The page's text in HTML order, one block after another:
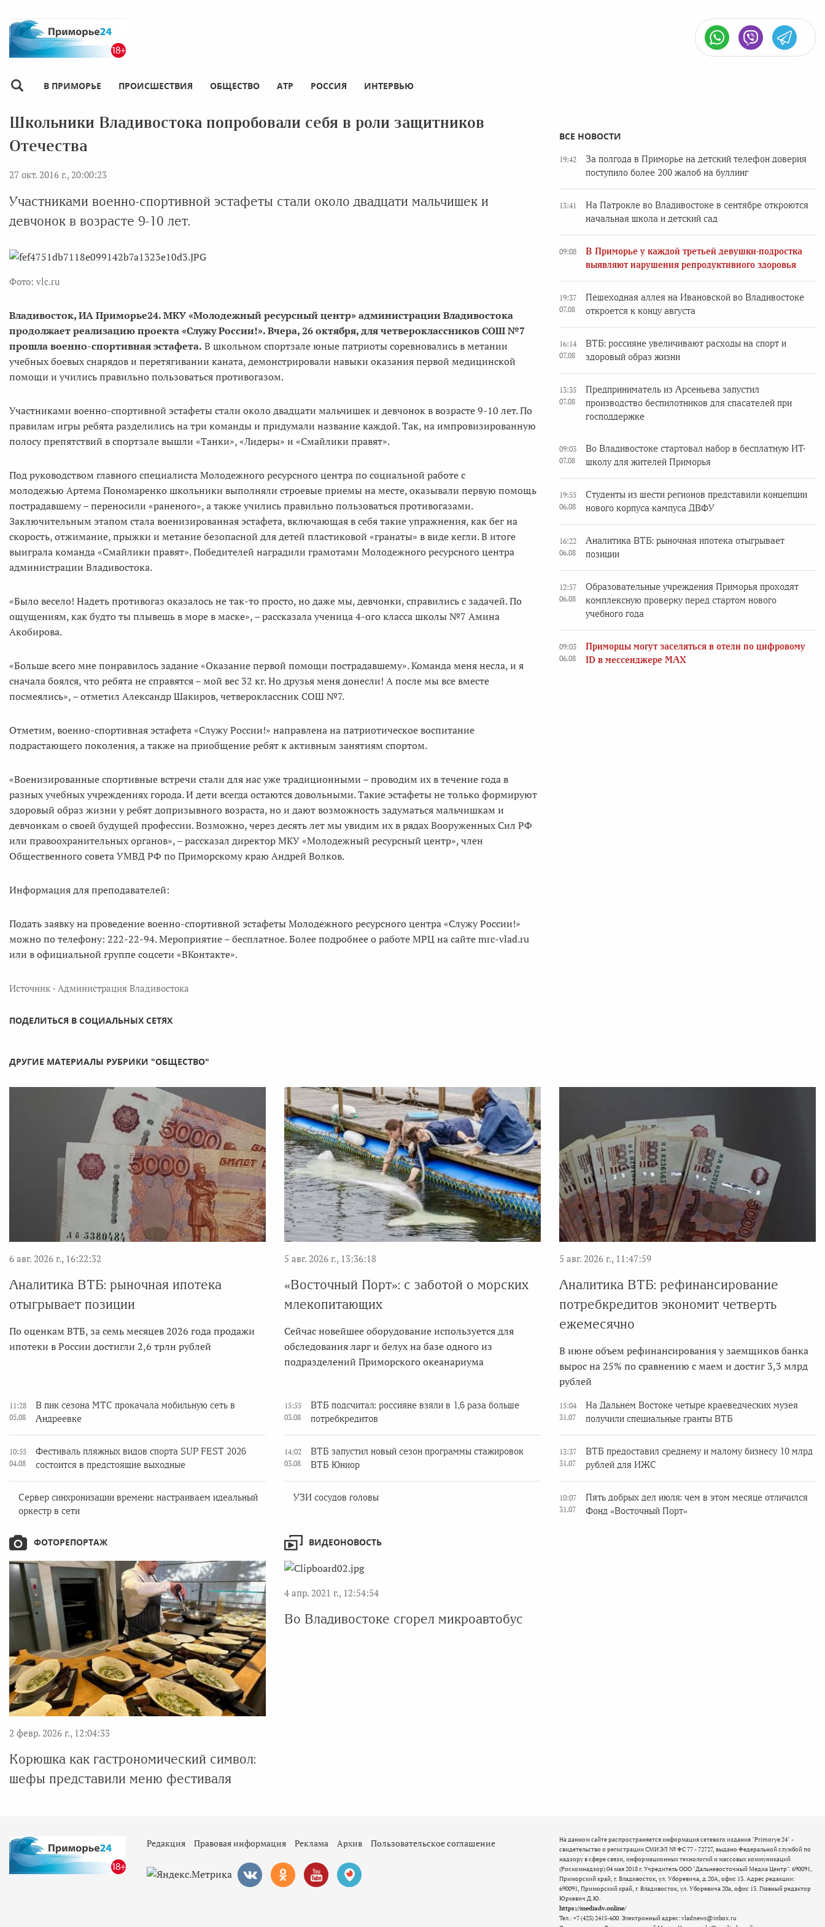
В ПРИМОРЬЕ ПРОИСШЕСТВИЯ ОБЩЕСТВО АТР РОССИЯ ИНТЕРВЬЮ
Школьники Владивостока попробовали себя в роли защитников
Отечества
27 окт. 2016 г., 20:00:23
Участниками военно-спортивной эстафеты стали около двадцати мальчишек и
девчонок в возрасте 9-10 лет.
Фото: vlc.ru
Владивосток, ИА Приморье24. МКУ «Молодежный ресурсный центр» администрации Владивостока
продолжает реализацию проекта «Служу России!». Вчера, 26 октября, для четвероклассников СОШ №7
прошла военно-спортивная эстафета. В школьном спортзале юные патриоты соревновались в метании
учебных боевых снарядов и перетягивании каната, демонстрировали навыки оказания первой медицинской
помощи и учились правильно пользоваться противогазом.
Участниками военно-спортивной эстафеты стали около двадцати мальчишек и девчонок в возрасте 9-10 лет. По
правилам игры ребята разделились на три команды и придумали название каждой. Так, на импровизированную
полосу препятствий в спортзале вышли «Танки», «Лидеры» и «Смайлики правят».
Под руководством главного специалиста Молодежного ресурсного центра по социальной работе с
молодежью Артема Пономаренко школьники выполняли строевые приемы на месте, оказывали первую помощь
пострадавшему – переносили «раненого», а также учились правильно пользоваться противогазами.
Заключительным этапом стала военизированная эстафета, включающая в себя такие упражнения, как бег на
скорость, отжимание, прыжки и метание безопасной для детей пластиковой «гранаты» в виде кегли. В итоге
выиграла команда «Смайлики правят». Победителей наградили грамотами Молодежного ресурсного центра
администрации Владивостока.
«Было весело! Надеть противогаз оказалось не так-то просто, но даже мы, девчонки, справились с задачей. По
ощущениям, как будто ты плывешь в море в маске», – рассказала ученица 4-ого класса школы №7 Амина
Акобирова.
«Больше всего мне понравилось задание «Оказание первой помощи пострадавшему». Команда меня несла, и я
сначала боялся, что ребята не справятся – мой вес 32 кг. Но друзья меня донесли! А после мы все вместе
посмеялись», – отметил Александр Шакиров, четвероклассник СОШ №7.
Отметим, военно-спортивная эстафета «Служу России!» направлена на патриотическое воспитание
подрастающего поколения, а также на приобщение ребят к активным занятиям спортом.
«Военизированные спортивные встречи стали для нас уже традиционными – проводим их в течение года в
разных учебных учреждениях города. И дети всегда остаются довольными. Такие эстафеты не только формируют
здоровый образ жизни у ребят допризывного возраста, но и дают возможность задуматься мальчишкам и
девчонкам о своей будущей профессии. Возможно, через десять лет мы увидим их в рядах Вооруженных Сил РФ
или правоохранительных органов», – рассказал директор МКУ «Молодежный ресурсный центр», член
Общественного совета УМВД РФ по Приморскому краю Андрей Волков.
Информация для преподавателей:
Подать заявку на проведение военно-спортивной эстафеты Молодежного ресурсного центра «Служу России!»
можно по телефону: 222-22-94. Мероприятие – бесплатное. Более подробнее о работе МРЦ на сайте mrc-vlad.ru
или в официальной группе соцсети «ВКонтакте».
Источник - Администрация Владивостока
ПОДЕЛИТЬСЯ В СОЦИАЛЬНЫХ СЕТЯХ
ВСЕ НОВОСТИ
19:42
За полгода в Приморье на детский телефон доверия
поступило более 200 жалоб на буллинг
13:41
На Патрокле во Владивостоке в сентябре откроются
начальная школа и детский сад
09:08
В Приморье у каждой третьей девушки-подростка
выявляют нарушения репродуктивного здоровья
19:37
07.08
Пешеходная аллея на Ивановской во Владивостоке
откроется к концу августа
16:14
07.08
ВТБ: россияне увеличивают расходы на спорт и
здоровый образ жизни
13:35
07.08
Предприниматель из Арсеньева запустил
производство беспилотников для спасателей при
господдержке
09:03
07.08
Во Владивостоке стартовал набор в бесплатную ИТ-
школу для жителей Приморья
19:55
06.08
Студенты из шести регионов представили концепции
нового корпуса кампуса ДВФУ
16:22
06.08
Аналитика ВТБ: рыночная ипотека отыгрывает
позиции
12:57
06.08
Образовательные учреждения Приморья проходят
комплексную проверку перед стартом нового
учебного года
09:03
06.08
Приморцы могут заселяться в отели по цифровому
ID в мессенджере MAX
ДРУГИЕ МАТЕРИАЛЫ РУБРИКИ "ОБЩЕСТВО"
6 авг. 2026 г., 16:22:32
Аналитика ВТБ: рыночная ипотека
отыгрывает позиции
По оценкам ВТБ, за семь месяцев 2026 года продажи
ипотеки в России достигли 2,6 трлн рублей
5 авг. 2026 г., 13:36:18
«Восточный Порт»: с заботой о морских
млекопитающих
Сейчас новейшее оборудование используется для
обследования ларг и белух на базе одного из
подразделений Приморского океанариума
5 авг. 2026 г., 11:47:59
Аналитика ВТБ: рефинансирование
потребкредитов экономит четверть
ежемесячно
В июне объем рефинансирования у заемщиков банка
вырос на 25% по сравнению с маем и достиг 3,3 млрд
рублей
11:28
05.08
В пик сезона МТС прокачала мобильную сеть в
Андреевке
10:55
04.08
Фестиваль пляжных видов спорта SUP FEST 2026
состоится в предстоящие выходные
Сервер синхронизации времени: настраиваем идеальный
оркестр в сети
15:55
03.08
ВТБ подсчитал: россияне взяли в 1,6 раза больше
потребкредитов
14:02
03.08
ВТБ запустил новый сезон программы стажировок
ВТБ Юниор
УЗИ сосудов головы
15:04
31.07
На Дальнем Востоке четыре краеведческих музея
получили специальные гранты ВТБ
13:37
31.07
ВТБ предоставил среднему и малому бизнесу 10 млрд
рублей для ИЖС
10:07
31.07
Пять добрых дел июля: чем в этом месяце отличился
Фонд «Восточный Порт»
ФОТОРЕПОРТАЖ
2 февр. 2026 г., 12:04:33
Корюшка как гастрономический символ:
шефы представили меню фестиваля
ВИДЕОНОВОСТЬ
4 апр. 2021 г., 12:54:54
Во Владивостоке сгорел микроавтобус
Редакция Правовая информация Реклама Архив Пользовательское соглашение
На данном сайте распространяется информация сетевого издания "Primorye 24" -
свидетельство о регистрации СМИ ЭЛ № ФС 77 - 72727, выдано Федеральной службой по
надзору в сфере связи, информационных технологий и массовых коммуникаций
(Роскомнадзор) 04 мая 2018 г. Учредитель ООО "Дальневосточный Медиа Центр". 690091,
Приморский край, г. Владивосток, ул. Уборевича, д.20А, офис 13. Адрес редакции:
690091, Приморский край, г. Владивосток, ул. Уборевича 20а, офис 13. Главный редактор
Юркевич Д.Ю.
https://mediadv.online/
Тел.: +7 (423) 2415-600. Электронный адрес: vladnews@inbox.ru